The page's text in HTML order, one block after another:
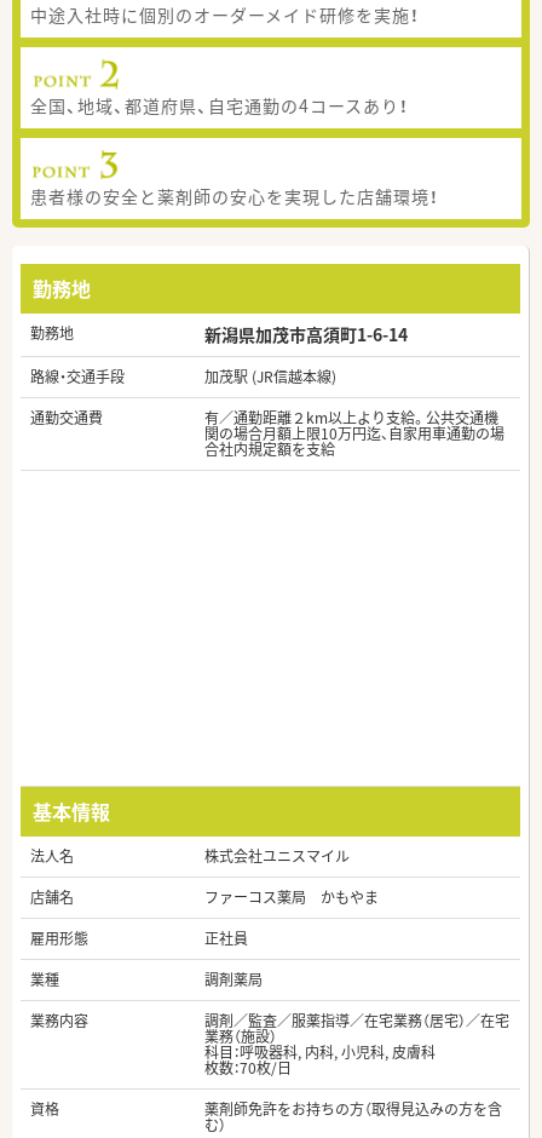
中途入社時に個別のオーダーメイド研修を実施！
全国、地域、都道府県、自宅通勤の4コースあり！
患者様の安全と薬剤師の安心を実現した店舗環境！
勤務地
勤務地 新潟県加茂市高須町1-6-14
路線・交通手段
加茂駅 (JR信越本線)
通勤交通費
有／通勤距離２km以上より支給。公共交通機
関の場合月額上限10万円迄、自家用車通勤の場
合社内規定額を支給
基本情報
法人名
株式会社ユニスマイル
店舗名
ファーコス薬局 かもやま
雇用形態
正社員
業種
調剤薬局
業務内容
調剤／監査／服薬指導／在宅業務（居宅）／在宅
業務（施設）
科目：呼吸器科, 内科, 小児科, 皮膚科
枚数：70枚/日
資格
薬剤師免許をお持ちの方（取得見込みの方を含
む）